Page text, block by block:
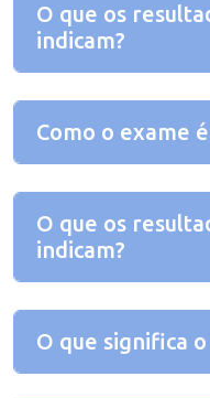
O que os
indicam?
Como o exame
O que os
indicam?
O que significa